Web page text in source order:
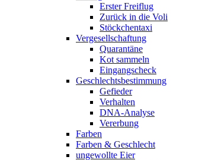
Erster Freiflug
Zurück in die Voli
Stöckchentaxi
Vergesellschaftung
Quarantäne
Kot sammeln
Eingangscheck
Geschlechtsbestimmung
Gefieder
Verhalten
DNA-Analyse
Vererbung
Farben
Farben & Geschlecht
ungewollte Eier